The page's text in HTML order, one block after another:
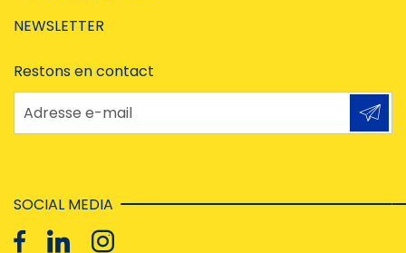
NEWSLETTER
Restons en contact
Adresse e-mail
SOCIAL MEDIA